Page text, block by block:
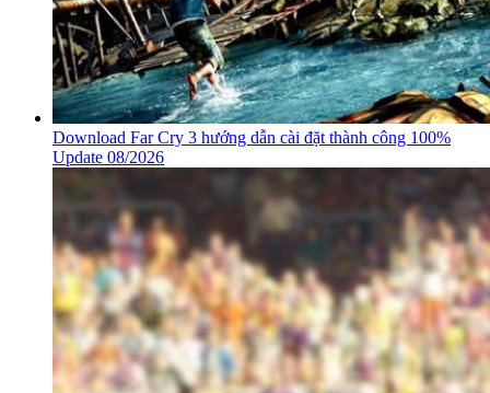
Download Far Cry 3 hướng dẫn cài đặt thành công 100%
Update 08/2026